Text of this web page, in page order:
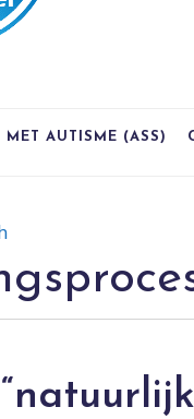
MET AUTISME (ASS)